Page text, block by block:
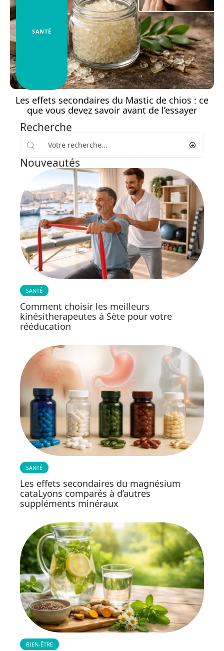
SANTÉ
Les effets secondaires du Mastic de chios : ce
que vous devez savoir avant de l’essayer
Recherche
Nouveautés
SANTÉ
Comment choisir les meilleurs
kinésitherapeutes à Sète pour votre
rééducation
SANTÉ
Les effets secondaires du magnésium
cataLyons comparés à d’autres
suppléments minéraux
BIEN-ÊTRE